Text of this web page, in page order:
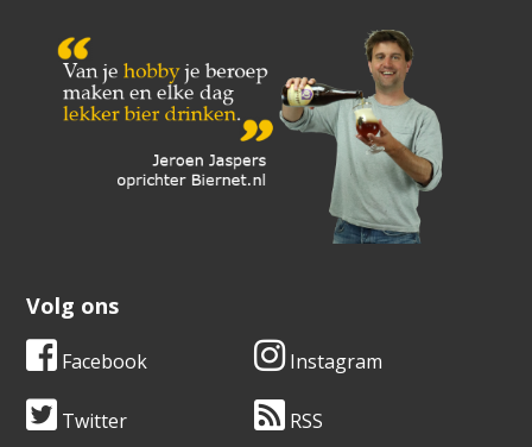
Volg ons
Facebook Instagram
Twitter RSS